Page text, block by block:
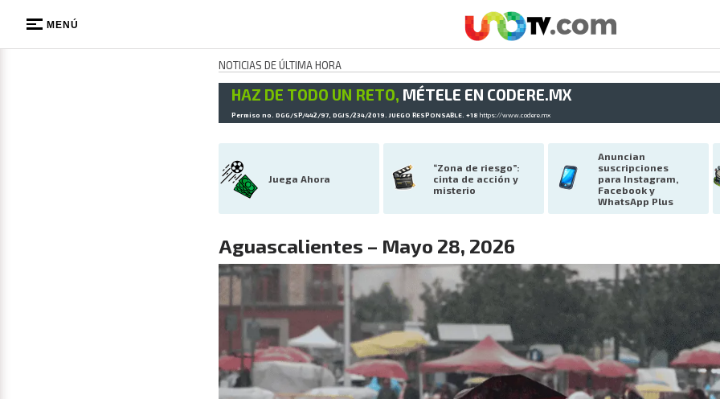
MENÚ
NOTICIAS DE ÚLTIMA HORA
HAZ DE TODO UN RETO, MÉTELE EN CODERE.MX
Permiso no. DGG/SP/442/97, DGJS/234/2019. JUEGO RESPONSABLE. +18 https://www.codere.mx
Juega Ahora
“Zona de riesgo”:
cinta de acción y
misterio
Anuncian
suscripciones
para Instagram,
Facebook y
WhatsApp Plus
Aguascalientes – Mayo 28, 2026